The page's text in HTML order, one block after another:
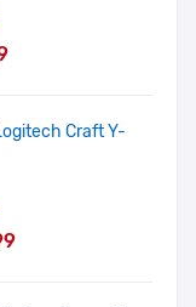
Craft Y-